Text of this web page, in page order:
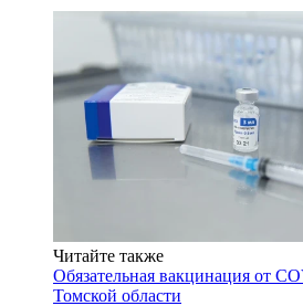
Читайте также
Обязательная вакцинация от
Томской области